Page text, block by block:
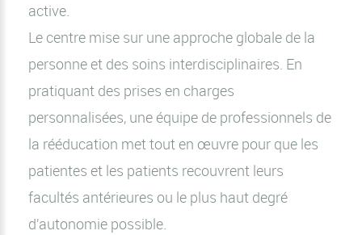
active.
Le centre mise sur une approche globale de la
personne et des soins interdisciplinaires. En
pratiquant des prises en charges
personnalisées, une équipe de professionnels de
la rééducation met tout en œuvre pour que les
patientes et les patients recouvrent leurs
facultés antérieures ou le plus haut degré
d’autonomie possible.